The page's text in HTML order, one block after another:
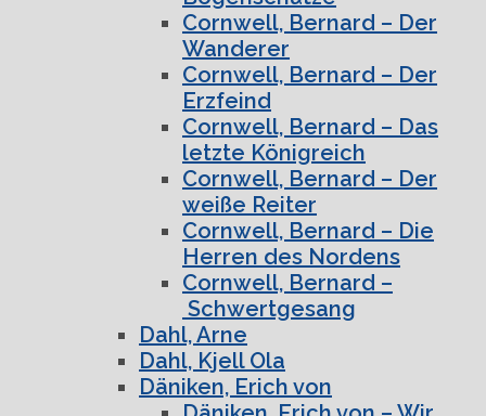
Cornwell, Bernard – Der
Wanderer
Cornwell, Bernard – Der
Erzfeind
Cornwell, Bernard – Das
letzte Königreich
Cornwell, Bernard – Der
weiße Reiter
Cornwell, Bernard – Die
Herren des Nordens
Cornwell, Bernard –
Schwertgesang
Dahl, Arne
Dahl, Kjell Ola
Däniken, Erich von